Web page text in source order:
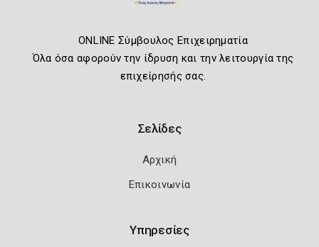
ONLINE Σύμβουλος Επιχειρηματία
Όλα όσα αφορούν την ίδρυση και την λειτουργία της
επιχείρησής σας.
Σελίδες
Αρχική
Επικοινωνία
Υπηρεσίες